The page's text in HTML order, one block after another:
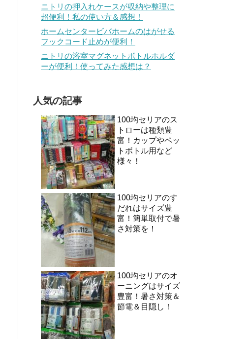
ニトリの押入れケースが収納や整理に
超便利！私の使い方＆感想！
ホームセンタービバホームのはがせる
フックコード止めが便利！
ニトリの浴室マグネットボトルホルダ
ーが便利！使ってみた感想は？
人気の記事
100均セリアのス
トローは種類豊
富！カップやペッ
トボトル用など
様々！
100均セリアのす
だれはサイズ豊
富！簡単取付で暑
さ対策を！
100均セリアのオ
ーニングはサイズ
豊富！暑さ対策＆
節電＆目隠し！